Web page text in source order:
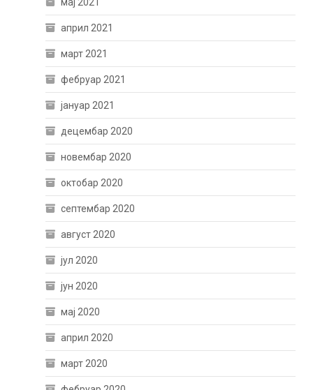
мај 2021
април 2021
март 2021
фебруар 2021
јануар 2021
децембар 2020
новембар 2020
октобар 2020
септембар 2020
август 2020
јул 2020
јун 2020
мај 2020
април 2020
март 2020